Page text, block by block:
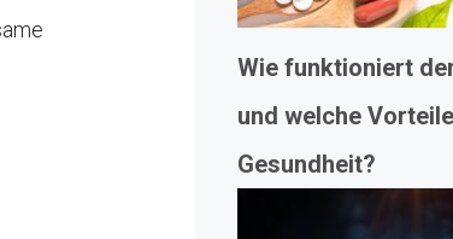
Wie funktioniert
und welche
Gesundheit?